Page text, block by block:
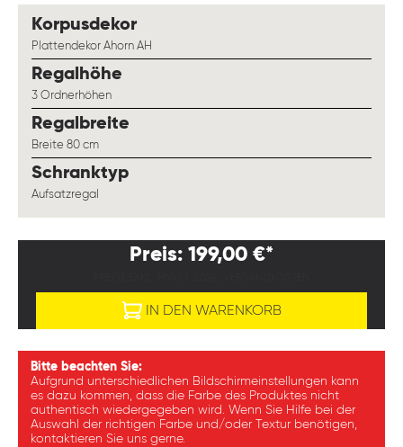
Korpusdekorauswählen
Plattendekor Ahorn AH
Regalhöhe
3 Ordnerhöhen
Regalbreite
Breite 80 cm
Schranktypauswählen
Aufsatzregal
Preis: 199,00 €*
IN DEN WARENKORB
Bitte beachten Sie:
Aufgrund unterschiedlichen Bildschirmeinstellungen kann
es dazu kommen, dass die Farbe des Produktes nicht
authentisch wiedergegeben wird. Wenn Sie Hilfe bei der
Auswahl der richtigen Farbe und/oder Textur benötigen,
kontaktieren Sie uns gerne.